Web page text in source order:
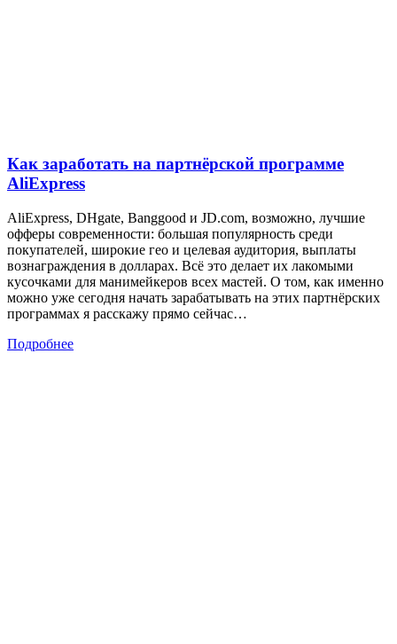
Как заработать на партнёрской программе
AliExpress
AliExpress, DHgate, Banggood и JD.com, возможно, лучшие
офферы современности: большая популярность среди
покупателей, широкие гео и целевая аудитория, выплаты
вознаграждения в долларах. Всё это делает их лакомыми
кусочками для манимейкеров всех мастей. О том, как именно
можно уже сегодня начать зарабатывать на этих партнёрских
программах я расскажу прямо сейчас…
Подробнее